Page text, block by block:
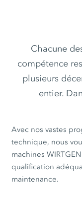
Chacune
compétence
plusieurs
entier.
Avec nos vastes
technique, nous
machines
qualification
maintenance.